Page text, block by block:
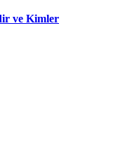
ve Kimler